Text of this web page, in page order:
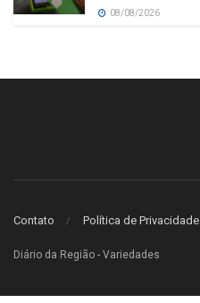
08/08/2026
Contato Política de Privacidade
Diário da Região - Variedades